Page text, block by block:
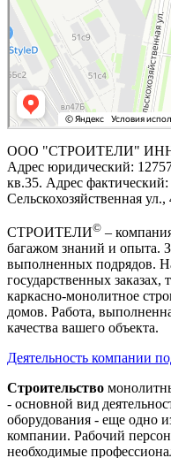
ООО "СТРОИТЕЛИ" ИНН
Адрес юридический:
кв.35. Адрес
Сельскохозяйственная ул.,
СТРОИТЕЛИ© –
багажом знаний и опыта.
выполненных подрядов.
государственных заказах,
каркасно-монолитное
домов. Работа,
качества вашего объекта.
Деятельность компании
Строительство
- основной вид
оборудования - еще одно
компании. Рабочий
необходимые